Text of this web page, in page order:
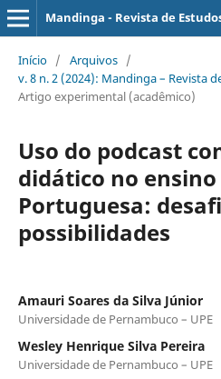
Mandinga - Revista de
Início / Arquivos /
v. 8 n. 2 (2024): Mandinga – Revista
Artigo experimental (acadêmico)
Uso do podcast
didático no
Portuguesa:
possibilidades
Amauri Soares da Silva Júnior
Universidade de Pernambuco – UPE
Wesley Henrique Silva Pereira
Universidade de Pernambuco – UPE